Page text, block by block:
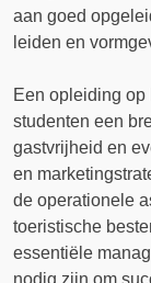
aan goed
leiden en
Een opleiding
studenten een
gastvrijheid en
en
de operationele
toeristische
essentiële
nodig zijn om